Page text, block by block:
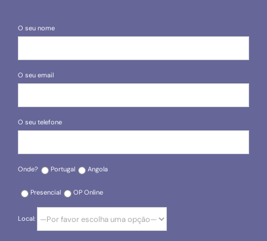
O seu nome
O seu email
O seu telefone
Onde? Portugal Angola
Presencial OP Online
Local: